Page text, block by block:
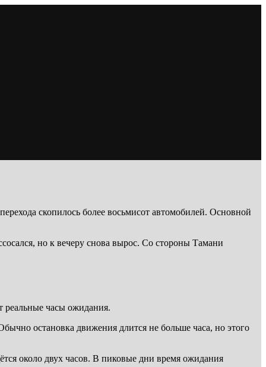
скопилось более восьмисот автомобилей. Основной
но к вечеру снова вырос. Со стороны Тамани
реальные часы ожидания.
остановка движения длится не больше часа, но этого
около двух часов. В пиковые дни время ожидания